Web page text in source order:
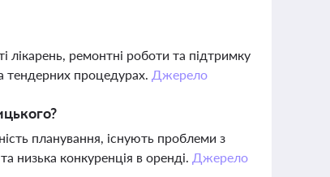
лікарень, ремонтні роботи та підтримку
тендерних процедурах. Джерело
планування, існують проблеми з
низька конкуренція в оренді. Джерело